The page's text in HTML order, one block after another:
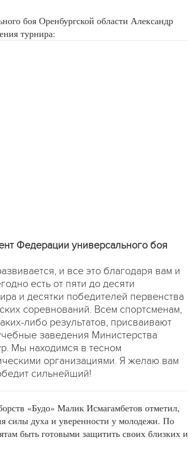
боя Оренбургской области Александр
турнира:
Федерации универсального боя
и все это благодаря вам и
есть от пяти до десяти
и десятки победителей первенства
соревнований. Всем спортсменам,
либо результатов, присваивают
заведения Министерства
Мы находимся в тесном
организациями. Я желаю вам
сильнейший!
«Будо» Малик Исмагамбетов отметил,
силы духа и уверенности у молодежи. По
быть готовыми защитить своих близких и